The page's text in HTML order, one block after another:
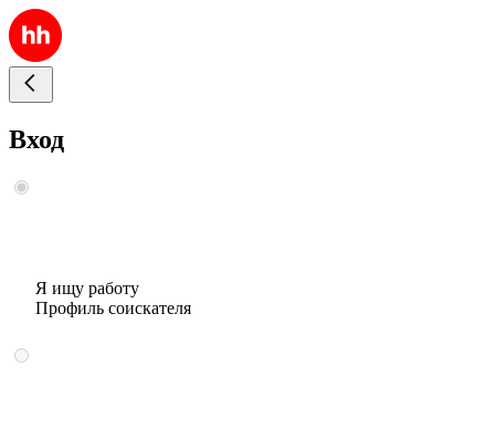
Вход
Я ищу работу
Профиль соискателя